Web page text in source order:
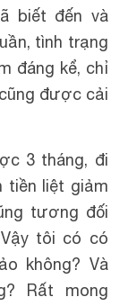
biết đến và
tình trạng
đáng kể, chỉ
được cải
3 tháng, đi
tiền liệt giảm
tương đối
tôi có có
không? Và
Rất mong